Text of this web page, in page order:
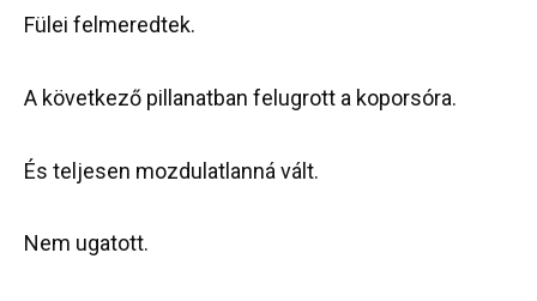
Fülei felmeredtek.
A következő pillanatban felugrott a koporsóra.
És teljesen mozdulatlanná vált.
Nem ugatott.